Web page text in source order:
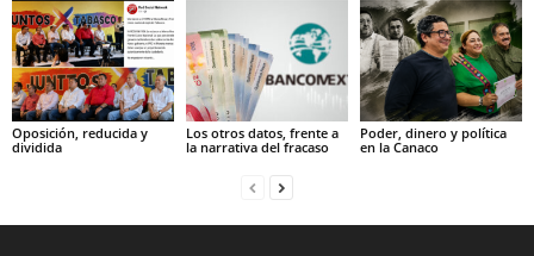
Oposición, reducida y
dividida
Los otros datos, frente a
la narrativa del fracaso
Poder, dinero y política
en la Canaco